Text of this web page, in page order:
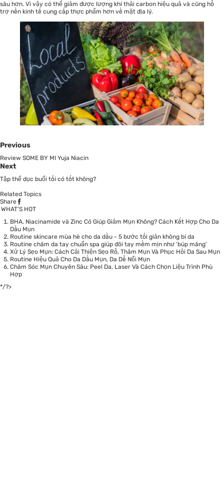
sâu hơn. Vì vậy có thể giảm được lượng khí thải carbon hiệu quả và cũng hỗ
trợ nền kinh tế cung cấp thực phẩm hơn về mặt địa lý.
Previous
Review SOME BY MI Yuja Niacin
Next
Tập thể dục buổi tối có tốt không?
Related Topics
Share
WHAT’S HOT
BHA, Niacinamide và Zinc Có Giúp Giảm Mụn Không? Cách Kết Hợp Cho Da
Dầu Mụn
Routine skincare mùa hè cho da dầu - 5 bước tối giản không bí da
Routine chăm da tay chuẩn spa giúp đôi tay mềm mịn như ‘búp măng’
Xử Lý Sẹo Mụn: Cách Cải Thiện Sẹo Rỗ, Thâm Mụn Và Phục Hồi Da Sau Mụn
Routine Hiệu Quả Cho Da Dầu Mụn, Da Dễ Nổi Mụn
Chăm Sóc Mụn Chuyên Sâu: Peel Da, Laser Và Cách Chọn Liệu Trình Phù
Hợp
*/?>